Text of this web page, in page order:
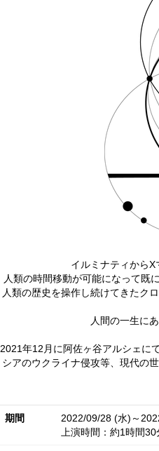
イルミナティから
人類の時間移動が可能になって既
人類の歴史を操作し続けてきたク
人間の一生に
2021年12月に阿佐ヶ谷アルシェに
シアのウクライナ侵攻等、現代の
期間
2022/09/28 (水)～
上演時間：約1時間